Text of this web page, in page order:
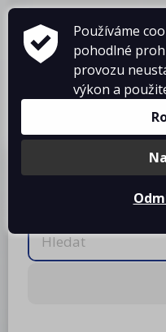
Košík je
O
Používáme
pohodlné
provozu
výkon a